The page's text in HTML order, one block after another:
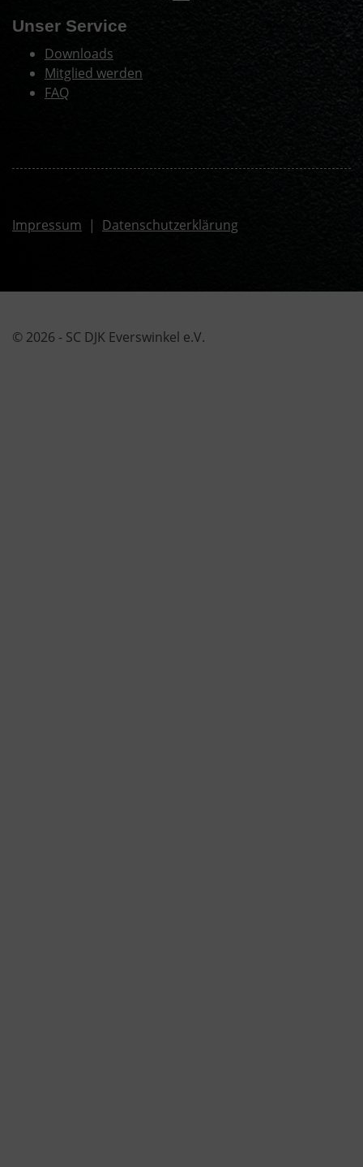
Unser Service
Downloads
Mitglied werden
FAQ
Impressum | Datenschutzerklärung
© 2026 - SC DJK Everswinkel e.V.